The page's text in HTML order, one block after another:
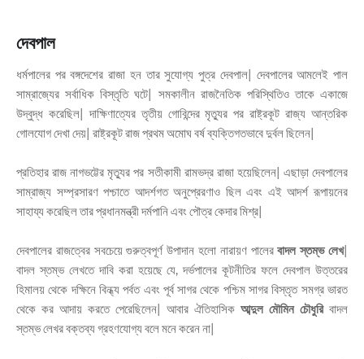
দেবপাল
ধর্মপালের পর বঙ্গদেশের রাজা হন তার সুযোগ্য পুত্র দেবপাল| দেবপালের আমলেই পাল
সাম্রাজ্যের সর্বাধিক বিস্তৃতি ঘটে| সমকালীন রাজনৈতিক পরিস্থিতিও তাকে একাজে
উদ্বুদ্ধ করেছিল| দাক্ষিণাত্যের তৃতীয় গোবিন্দের মৃত্যুর পর রাষ্ট্রকূট রাজ্য আন্তরিক
গোলযোগ দেখা দেয়| রাষ্ট্রকূট রাজ প্রথম অমোঘ বর্ষ ব্যক্তিগতভাবে দুর্বল ছিলেন|
প্রতিহার রাজ নাগভট্টের মৃত্যুর পর সতীকামী রামভদ্র রাজা হয়েছিলেন| এছাড়া দেবপালের
সাম্রাজ্য সম্প্রসারণ পশ্চাতে আদর্শগত অনুপ্রেরণাও ছিল এবং এই আদর্শ রূপায়নের
সাহায্য করেছিল তার প্রধানমন্ত্রী দর্মপানি এবং পৌত্র কেদার মিশ্র|
দেবপালের রাজত্বের সবচেয়ে গুরুত্বপূর্ণ উপাদান হলো নারায়ণ পালেরবাদল স্তম্ভ লেখ|
বাদল স্তম্ভ লেখতে দাবি করা হয়েছে যে, দর্ভপালের কূটনীতির ফলে দেবপাল উত্তরের
হিমালয় থেকে দক্ষিনে বিন্ধ্য পর্বত এবং পূর্ব সাগর থেকে পশ্চিম সাগর বিস্তৃত সমগ্র ভারত
থেকে কর আদায় করতে পেরেছিলেন| আবার ঐতিহাসিক আব্দুল মৌমিন চৌধুরিবাদল
স্তম্ভ লেখর বক্তব্য গ্রহণযোগ্য বলে মনে করেন না|